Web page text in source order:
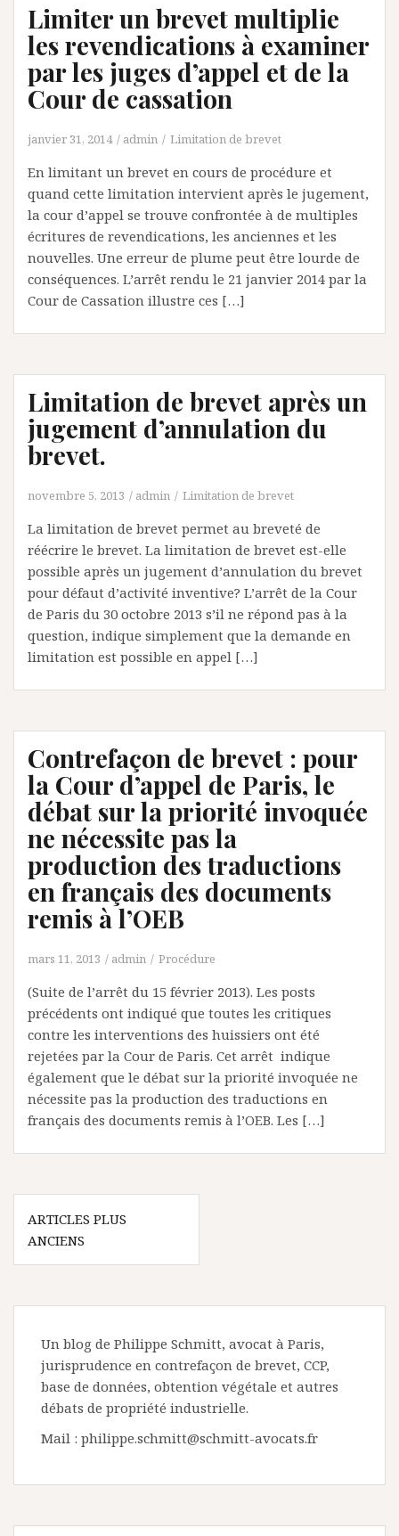
Limiter un brevet multiplie
les revendications à examiner
par les juges d’appel et de la
Cour de cassation
janvier 31, 2014 admin Limitation de brevet
En limitant un brevet en cours de procédure et
quand cette limitation intervient après le jugement,
la cour d’appel se trouve confrontée à de multiples
écritures de revendications, les anciennes et les
nouvelles. Une erreur de plume peut être lourde de
conséquences. L’arrêt rendu le 21 janvier 2014 par la
Cour de Cassation illustre ces […]
Limitation de brevet après un
jugement d’annulation du
brevet.
novembre 5, 2013 admin Limitation de brevet
La limitation de brevet permet au breveté de
réécrire le brevet. La limitation de brevet est-elle
possible après un jugement d’annulation du brevet
pour défaut d’activité inventive? L’arrêt de la Cour
de Paris du 30 octobre 2013 s’il ne répond pas à la
question, indique simplement que la demande en
limitation est possible en appel […]
Contrefaçon de brevet : pour
la Cour d’appel de Paris, le
débat sur la priorité invoquée
ne nécessite pas la
production des traductions
en français des documents
remis à l’OEB
mars 11, 2013 admin Procédure
(Suite de l’arrêt du 15 février 2013). Les posts
précédents ont indiqué que toutes les critiques
contre les interventions des huissiers ont été
rejetées par la Cour de Paris. Cet arrêt indique
également que le débat sur la priorité invoquée ne
nécessite pas la production des traductions en
français des documents remis à l’OEB. Les […]
Navigation
des
articles
ARTICLES PLUS
ANCIENS
Un blog de Philippe Schmitt, avocat à Paris,
jurisprudence en contrefaçon de brevet, CCP,
base de données, obtention végétale et autres
débats de propriété industrielle.
Mail : philippe.schmitt@schmitt-avocats.fr